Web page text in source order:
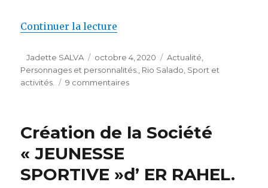
Continuer la lecture
Auteur
Jadette SALVA
Publié
le
octobre 4, 2020 Catégories
Actualité
Personnages et personnalités.
Rio Salado Sport et
activités.
9 commentairessur
gars
SALADO,
1er
Création de la Société
« JEUNESSE
SPORTIVE »d’ ER RAHEL.